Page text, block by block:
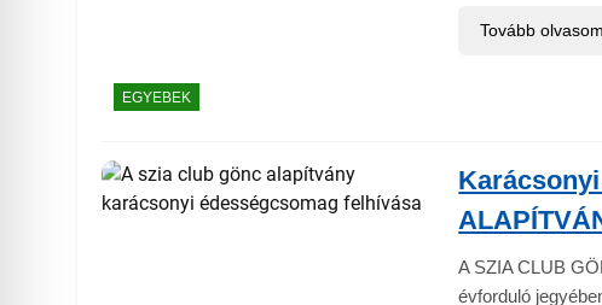
EGYEBEK
Tovább olvasom
A SZIA CLUB
évforduló